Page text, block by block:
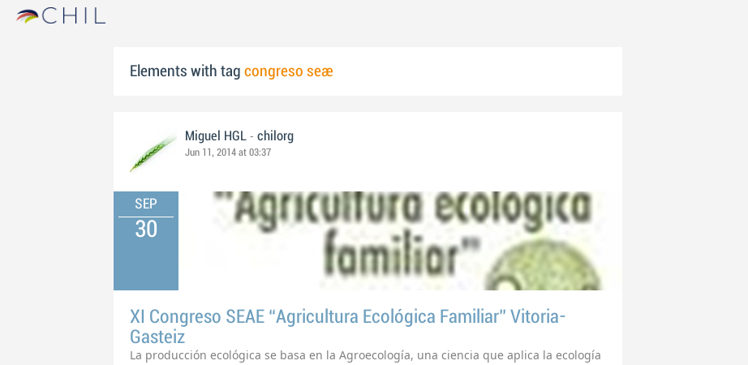
Elements with tag congreso seae
Miguel HGL - chilorg
Jun 11, 2014 at 03:37
SEP
30
XI Congreso SEAE “Agricultura Ecológica Familiar” Vitoria-
Gasteiz
La producción ecológica se basa en la Agroecología, una ciencia que aplica la ecología